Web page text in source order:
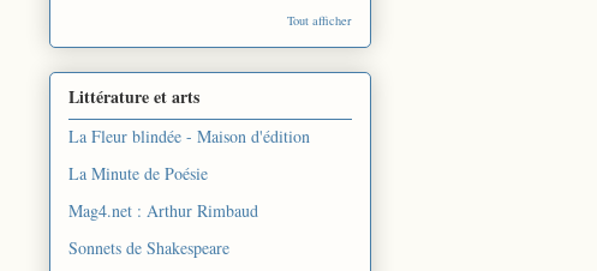
Tout afficher
Littérature et arts
La Fleur blindée - Maison d'édition
La Minute de Poésie
Mag4.net : Arthur Rimbaud
Sonnets de Shakespeare